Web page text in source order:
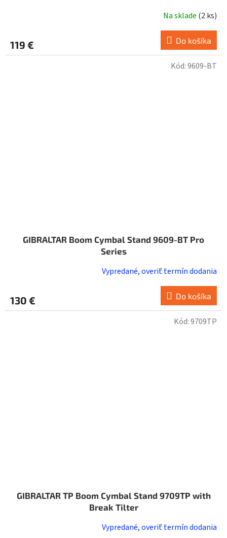
Na sklade (2 ks)
119 € Do košíka
GIBRALTAR Boom Cymbal Stand 9609-BT Pro
Series
Vypredané, overiť termín dodania
130 € Do košíka
Kód:9609-BT
GIBRALTAR TP Boom Cymbal Stand 9709TP with
Break Tilter
Vypredané, overiť termín dodania
Kód:9709TP